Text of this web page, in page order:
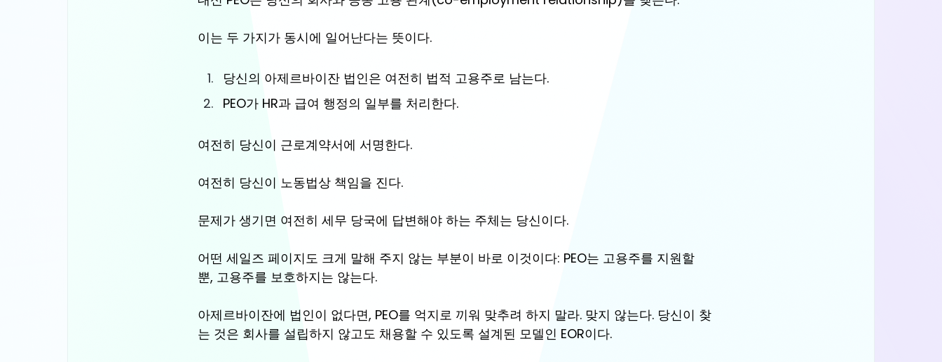
이는 두 가지가 동시에 일어난다는 뜻이다.
당신의 아제르바이잔 법인은 여전히 법적 고용주로 남는다.
PEO가 HR과 급여 행정의 일부를 처리한다.
여전히 당신이 근로계약서에 서명한다.
여전히 당신이 노동법상 책임을 진다.
문제가 생기면 여전히 세무 당국에 답변해야 하는 주체는 당신이다.
어떤 세일즈 페이지도 크게 말해 주지 않는 부분이 바로 이것이다: PEO는 고용주를 지원할
뿐, 고용주를 보호하지는 않는다.
아제르바이잔에 법인이 없다면, PEO를 억지로 끼워 맞추려 하지 말라. 맞지 않는다. 당신이 찾
는 것은 회사를 설립하지 않고도 채용할 수 있도록 설계된 모델인 EOR이다.